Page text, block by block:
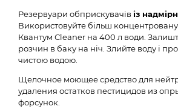
Резервуари обприскувачів із
Використовуйте більш концентровану
Квантум Сleaner на 400 л води.
розчин в баку на ніч. Злийте воду і
чистою водою.
Щелочное моющее средство для
удаления остатков пестицидов из
форсунок.